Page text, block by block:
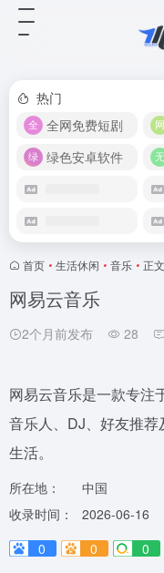
热门
全网免费短剧
绿色安卓软件
首页 • 生活休闲 • 音乐 • 正文
网易云音乐
2个月前发布 28
网易云音乐是一款专注
音乐人、DJ、好友推
生活。
所在地：
中国
收录时间：
2026-06-16
0
0 0